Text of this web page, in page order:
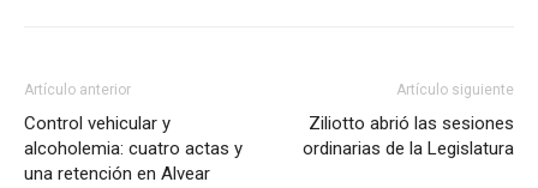
Artículo anterior
Control vehicular y
alcoholemia: cuatro actas y
una retención en Alvear
Artículo siguiente
Ziliotto abrió las sesiones
ordinarias de la Legislatura